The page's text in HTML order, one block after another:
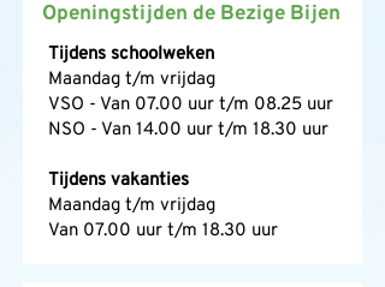
Openingstijden de Bezige Bijen
Tijdens schoolweken
Maandag t/m vrijdag
VSO - Van 07.00 uur t/m 08.25 uur
NSO - Van 14.00 uur t/m 18.30 uur
Tijdens vakanties
Maandag t/m vrijdag
Van 07.00 uur t/m 18.30 uur